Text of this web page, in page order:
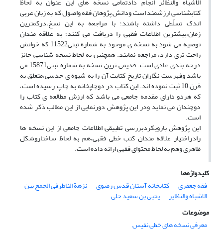
کتابشناسی ارزشمند است ودانش پژوهان فقه واصول که به زبان عربی
اندک تسلّطی داشته باشند؛ با مراجعه به این نسخ،درکمترین
زمان،بیشترین اطلاعات فقهی را دریافت می کنند؛ به علاقه مندان
توصیه می شود به نسخه ی موجود به شماره ثبتی11522 که خوانش
راحت تری دارد، مراجعه نمایند. همچنین به لحاظ نسخه شناسی حائز
درجه بندی عادی است. قدیمی ترین نسخه به شماره ثبتی15871 می
باشد وفهرست نگاران تاریخ کتابت آن را به شیوه ی حدسی،متعلق به
قرن 10 ثبت نموده اند. این کتاب در دوچاپخانه به چاپ رسیده است،
که هردو دارای مقدمه جامعی می باشد که ارزش مطالعه ی کتاب را
دوچندان می نماید ودر این پژوهش دورنمایی از این مطالب ذکر شده
است.
این پژوهش بارویکردبررسی تطبیقی اطلاعات جامعی از این نسخه ها
رادراختیار علاقه مندان کتب خطی فقهی،هم به لحاظ ساختاروشکل
ظاهری وهم به لحاظ محتوای فقهی ارائه داده است.
کلیدواژه‌ها
فقه جعفری
کتابخانه آستان قدس رضوی نزهة الناظرفی الجمع بین
الاشباه والنظایر
یحیی بن سعید حلی
موضوعات
معرفی نسخه های خطی نفیس